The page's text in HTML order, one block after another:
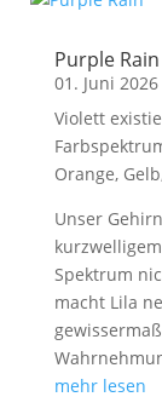
Purple Rain
01. Juni 2026
Violett
Orange,
Unser
Spektrum
macht Lila
mehr lesen